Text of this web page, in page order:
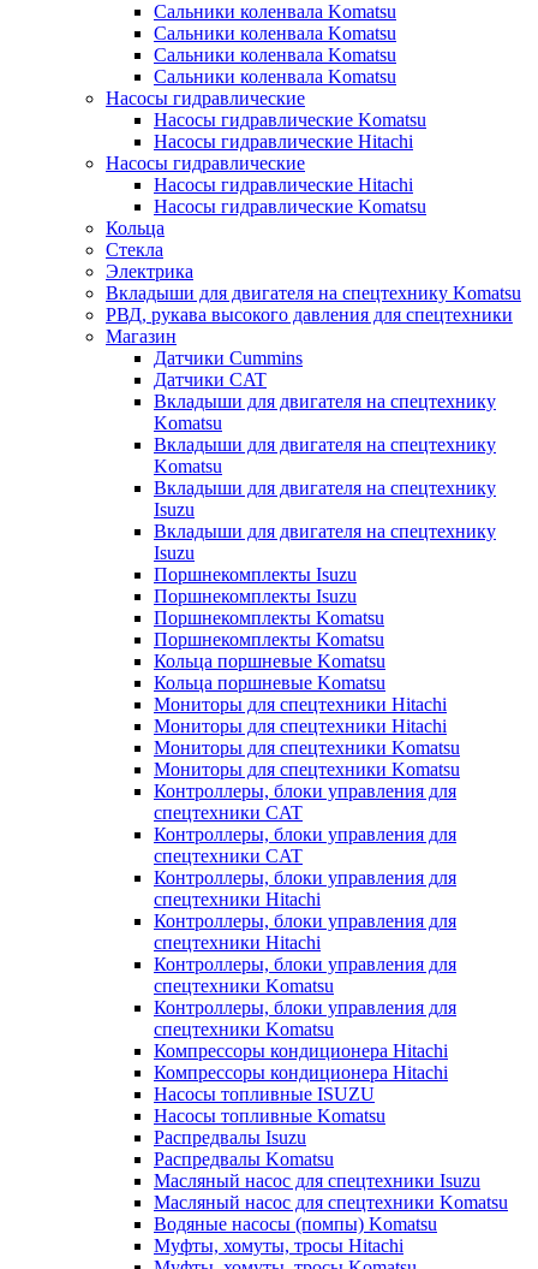
Сальники коленвала Komatsu
Сальники коленвала Komatsu
Сальники коленвала Komatsu
Сальники коленвала Komatsu
Насосы гидравлические
Насосы гидравлические Komatsu
Насосы гидравлические Hitachi
Насосы гидравлические
Насосы гидравлические Hitachi
Насосы гидравлические Komatsu
Кольца
Стекла
Электрика
Вкладыши для двигателя на спецтехнику Komatsu
РВД, рукава высокого давления для спецтехники
Магазин
Датчики Cummins
Датчики CAT
Вкладыши для двигателя на спецтехнику
Komatsu
Вкладыши для двигателя на спецтехнику
Komatsu
Вкладыши для двигателя на спецтехнику
Isuzu
Вкладыши для двигателя на спецтехнику
Isuzu
Поршнекомплекты Isuzu
Поршнекомплекты Isuzu
Поршнекомплекты Komatsu
Поршнекомплекты Komatsu
Кольца поршневые Komatsu
Кольца поршневые Komatsu
Мониторы для спецтехники Hitachi
Мониторы для спецтехники Hitachi
Мониторы для спецтехники Komatsu
Мониторы для спецтехники Komatsu
Контроллеры, блоки управления для
спецтехники CAT
Контроллеры, блоки управления для
спецтехники CAT
Контроллеры, блоки управления для
спецтехники Hitachi
Контроллеры, блоки управления для
спецтехники Hitachi
Контроллеры, блоки управления для
спецтехники Komatsu
Контроллеры, блоки управления для
спецтехники Komatsu
Компрессоры кондиционера Hitachi
Компрессоры кондиционера Hitachi
Насосы топливные ISUZU
Насосы топливные Komatsu
Распредвалы Isuzu
Распредвалы Komatsu
Масляный насос для спецтехники Isuzu
Масляный насос для спецтехники Komatsu
Водяные насосы (помпы) Komatsu
Муфты, хомуты, тросы Hitachi